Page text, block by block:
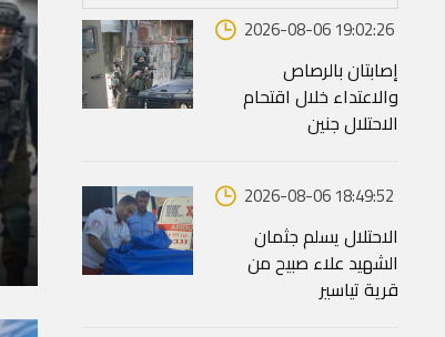
2026-08-06 19:02:26
إصابتان بالرصاص
والاعتداء خلال اقتحام
الاحتلال جنين
2026-08-06 18:49:52
الاحتلال يسلم جثمان
الشهيد علاء صبيح من
قرية تياسير